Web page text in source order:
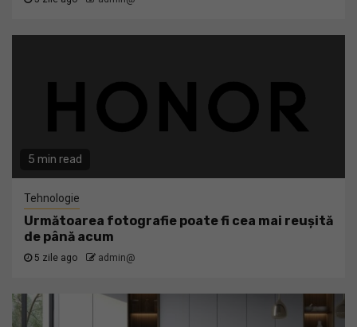
5 min read
Tehnologie
Următoarea fotografie poate fi cea mai reușită
de până acum
5 zile ago admin@